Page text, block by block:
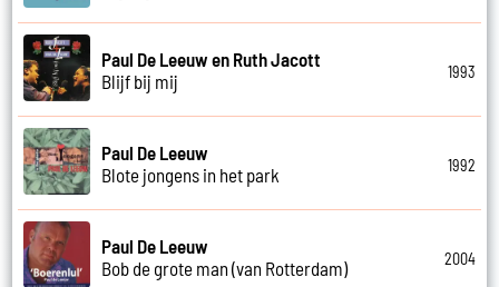
Paul De Leeuw en Ruth Jacott
Blijf bij mij
1993
Paul De Leeuw
Blote jongens in het park
1992
Paul De Leeuw
Bob de grote man (van Rotterdam)
2004